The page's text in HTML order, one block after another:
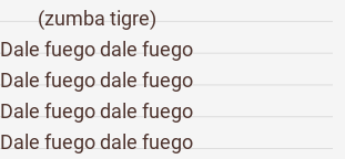
(zumba tigre)
Dale fuego dale fuego
Dale fuego dale fuego
Dale fuego dale fuego
Dale fuego dale fuego